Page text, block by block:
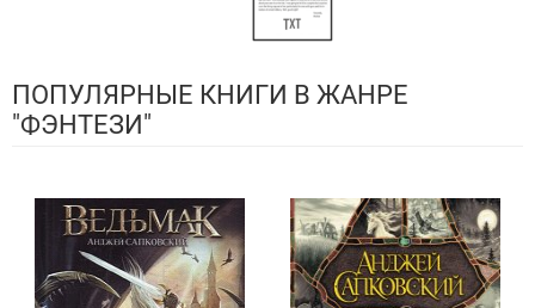
ПОПУЛЯРНЫЕ КНИГИ В ЖАНРЕ
"ФЭНТЕЗИ"